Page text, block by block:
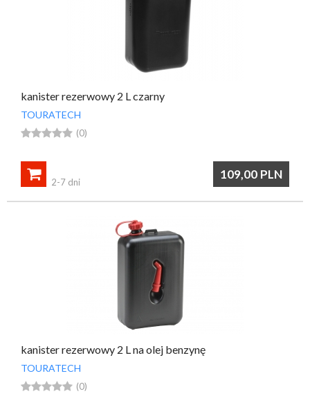
kanister rezerwowy 2 L czarny
TOURATECH
 (0)
109,00 PLN

2-7 dni
kanister rezerwowy 2 L na olej benzynę
TOURATECH
 (0)